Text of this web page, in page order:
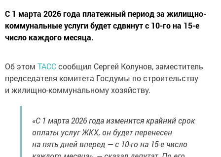
С 1 марта 2026 года платежный период за жилищно-
коммунальные услуги будет сдвинут с 10-го на 15-е
число каждого месяца.
Об этом ТАССсообщил Сергей Колунов, заместитель
председателя комитета Госдумы по строительству
и жилищно-коммунальному хозяйству.
«С 1 марта 2026 года изменится крайний срок
оплаты услуг ЖКХ, он будет перенесен
на пять дней вперед — с 10-го на 15-е число